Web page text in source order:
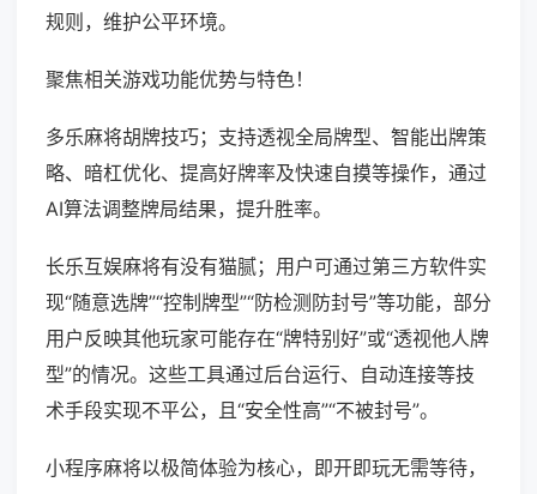
规则，维护公平环境。
聚焦相关游戏功能优势与特色！
多乐麻将胡牌技巧；支持透视全局牌型、智能出牌策
略、暗杠优化、提高好牌率及快速自摸等操作，通过
AI算法调整牌局结果，提升胜率。
长乐互娱麻将有没有猫腻；用户可通过第三方软件实
现“随意选牌”“控制牌型”“防检测防封号”等功能，部分
用户反映其他玩家可能存在“牌特别好”或“透视他人牌
型”的情况。这些工具通过后台运行、自动连接等技
术手段实现不平公，且“安全性高”“不被封号”。
小程序麻将以极简体验为核心，即开即玩无需等待，